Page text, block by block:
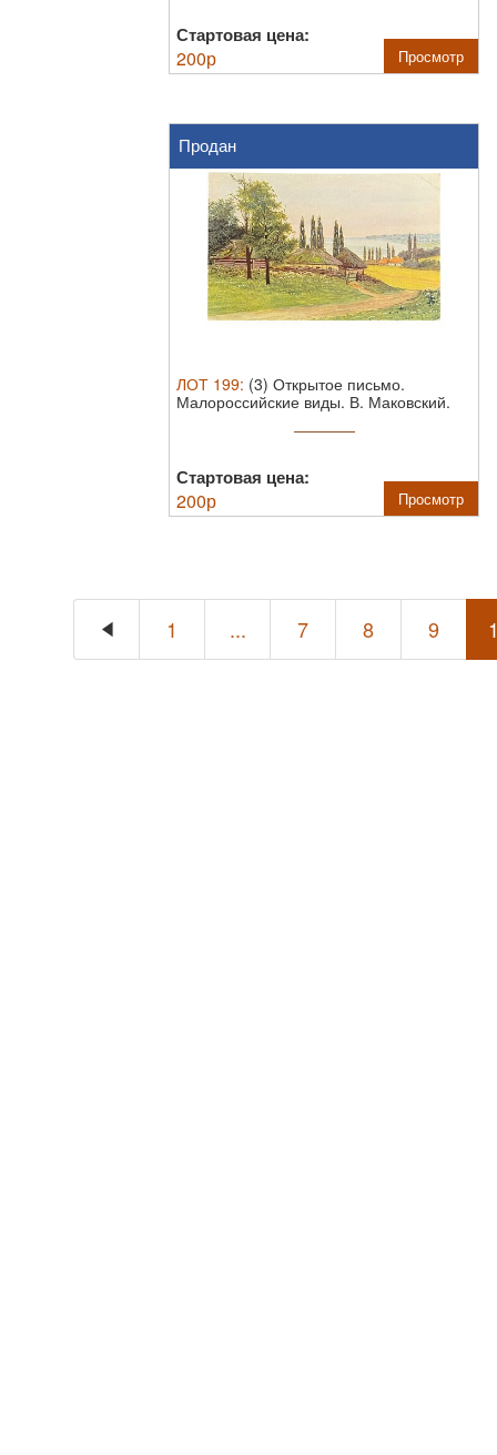
Стартовая цена:
200р Просмотр
Продан
ЛОТ 199: (3) Открытое письмо.
Малороссийские виды. В. Маковский.
Стартовая цена:
200р Просмотр
1 ... 7 8 9